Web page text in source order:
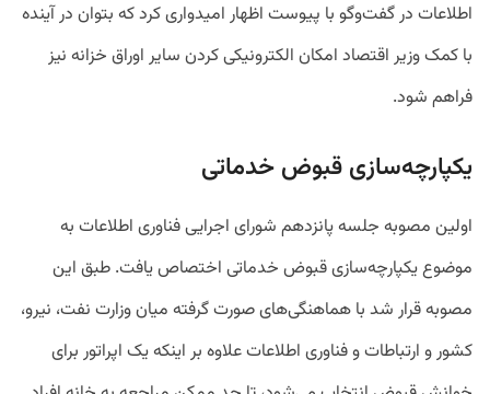
اطلاعات در گفت‌وگو با پیوست اظهار امیدواری کرد که بتوان در آینده
با کمک وزیر اقتصاد امکان الکترونیکی کردن سایر اوراق خزانه نیز
فراهم شود.
یکپارچه‌سازی قبوض خدماتی
اولین مصوبه جلسه پانزدهم شورای اجرایی فناوری اطلاعات به
موضوع یکپارچه‌سازی قبوض خدماتی اختصاص یافت. طبق این
مصوبه قرار شد با هماهنگی‌های صورت گرفته میان وزارت نفت، نیرو،
کشور و ارتباطات و فناوری اطلاعات علاوه بر اینکه یک اپراتور برای